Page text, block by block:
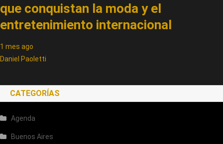
que conquistan la moda y el
entretenimiento internacional
1 mes ago
Daniel Paoletti
CATEGORÍAS
Agenda
Buenos Aires